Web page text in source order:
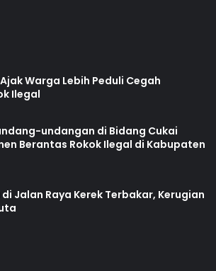
Warga Lebih Peduli Cegah
Ilegal
undangan di Bidang Cukai
Berantas Rokok Ilegal di Kabupaten
Jalan Raya Kerek Terbakar, Kerugian